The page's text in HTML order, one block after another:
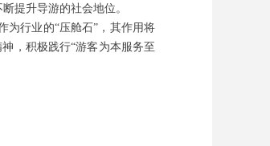
提升导游的社会地位。
行业的“压舱石”，其作用将
，积极践行“游客为本服务至